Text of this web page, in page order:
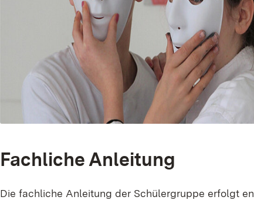
Fachliche Anleitung
Die fachliche Anleitung der Schülergruppe erfolgt